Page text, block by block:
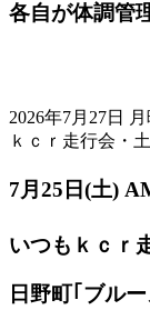
各自が体調管
2026年7月27日 月
ｋｃｒ走行会・
7月25日(土)
いつもｋｃｒ
日野町｢ブル